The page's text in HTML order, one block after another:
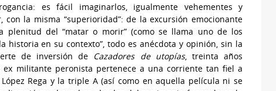
es fácil imaginarlos, igualmente vehementes y
con la misma “superioridad”: de la excursión emocionante
plenitud del “matar o morir” (como se llama uno de los
historia en su contexto”, todo es anécdota y opinión, sin la
de inversión de Cazadores de utopías, treinta años
militante peronista pertenece a una corriente tan fiel a
Rega y la triple A (así como en aquella película ni se